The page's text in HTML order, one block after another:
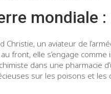
mondiale
Christie, un aviateur de
front, elle s’engage
dans une pharmacie
sur les poisons et